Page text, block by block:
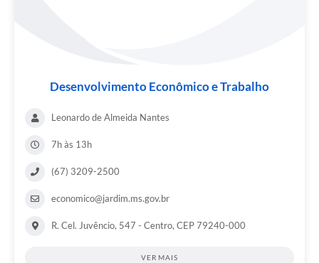
Desenvolvimento Econômico e Trabalho
Leonardo de Almeida Nantes
7h às 13h
(67) 3209-2500
economico@jardim.ms.gov.br
R. Cel. Juvêncio, 547 - Centro, CEP 79240-000
VER MAIS